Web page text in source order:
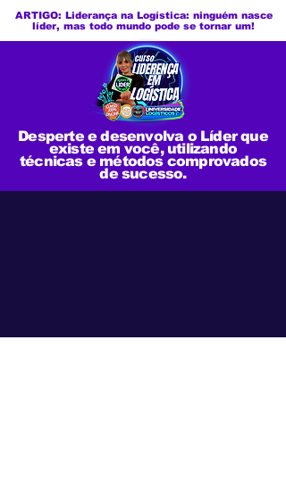
ARTIGO: Liderança na Logística: ninguém nasce
líder, mas todo mundo pode se tornar um!
Desperte e desenvolva o Líder que
existe em você, utilizando
técnicas e métodos comprovados
de sucesso.